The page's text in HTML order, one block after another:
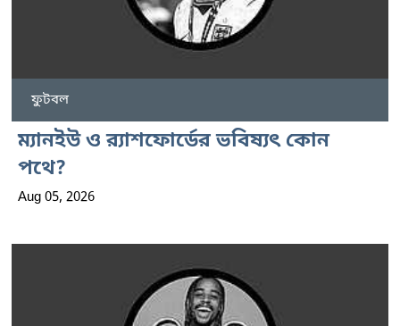
ফুটবল
ম্যানইউ ও র‍্যাশফোর্ডের ভবিষ্যৎ কোন
পথে?
Aug 05, 2026